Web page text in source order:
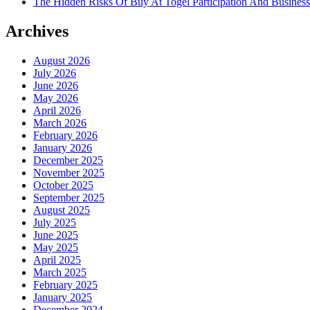
Archives
August 2026
July 2026
June 2026
May 2026
April 2026
March 2026
February 2026
January 2026
December 2025
November 2025
October 2025
September 2025
August 2025
July 2025
June 2025
May 2025
April 2025
March 2025
February 2025
January 2025